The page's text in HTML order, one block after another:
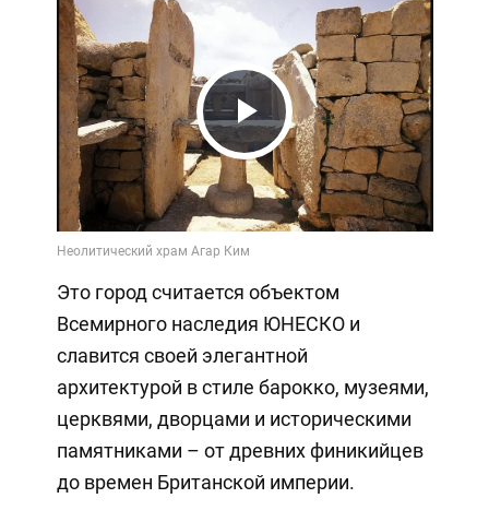
Play
Video
Это город считается объектом
Всемирного наследия ЮНЕСКО и
славится своей элегантной
архитектурой в стиле барокко, музеями,
церквями, дворцами и историческими
памятниками – от древних финикийцев
до времен Британской империи.